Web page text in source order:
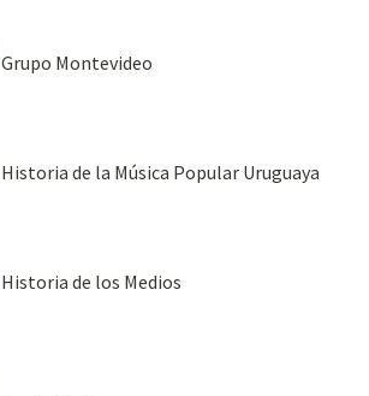
Grupo Montevideo
Historia de la Música Popular Uruguaya
Historia de los Medios